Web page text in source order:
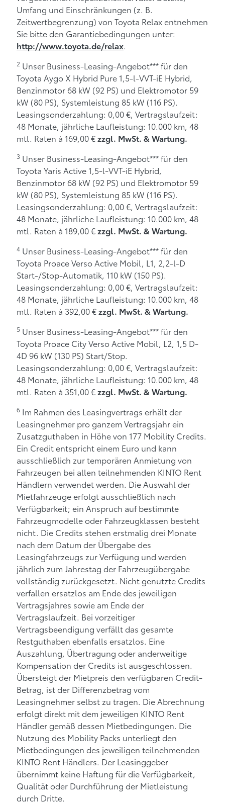
Umfang und Einschränkungen (z. B.
Zeitwertbegrenzung) von Toyota Relax entnehmen
Sie bitte den Garantiebedingungen unter:
http://www.toyota.de/relax.
2 Unser Business-Leasing-Angebot*** für den
Toyota Aygo X Hybrid Pure 1,5-l-VVT-iE Hybrid,
Benzinmotor 68 kW (92 PS) und Elektromotor 59
kW (80 PS), Systemleistung 85 kW (116 PS).
Leasingsonderzahlung: 0,00 €, Vertragslaufzeit:
48 Monate, jährliche Laufleistung: 10.000 km, 48
mtl. Raten à 169,00 €zzgl. MwSt. & Wartung.
3 Unser Business-Leasing-Angebot*** für den
Toyota Yaris Active 1,5-l-VVT-iE Hybrid,
Benzinmotor 68 kW (92 PS) und Elektromotor 59
kW (80 PS), Systemleistung 85 kW (116 PS).
Leasingsonderzahlung: 0,00 €, Vertragslaufzeit:
48 Monate, jährliche Laufleistung: 10.000 km, 48
mtl. Raten à 189,00 €zzgl. MwSt. & Wartung.
4 Unser Business-Leasing-Angebot*** für den
Toyota Proace Verso Active Mobil, L1, 2,2-l-D
Start-/Stop-Automatik, 110 kW (150 PS).
Leasingsonderzahlung: 0,00 €, Vertragslaufzeit:
48 Monate, jährliche Laufleistung: 10.000 km, 48
mtl. Raten à 392,00 €zzgl. MwSt. & Wartung.
5 Unser Business-Leasing-Angebot*** für den
Toyota Proace City Verso Active Mobil, L2, 1,5 D-
4D 96 kW (130 PS) Start/Stop.
Leasingsonderzahlung: 0,00 €, Vertragslaufzeit:
48 Monate, jährliche Laufleistung: 10.000 km, 48
mtl. Raten à 351,00 €zzgl. MwSt. & Wartung.
6 Im Rahmen des Leasingvertrags erhält der
Leasingnehmer pro ganzem Vertragsjahr ein
Zusatzguthaben in Höhe von 177 Mobility Credits.
Ein Credit entspricht einem Euro und kann
ausschließlich zur temporären Anmietung von
Fahrzeugen bei allen teilnehmenden KINTO Rent
Händlern verwendet werden. Die Auswahl der
Mietfahrzeuge erfolgt ausschließlich nach
Verfügbarkeit; ein Anspruch auf bestimmte
Fahrzeugmodelle oder Fahrzeugklassen besteht
nicht. Die Credits stehen erstmalig drei Monate
nach dem Datum der Übergabe des
Leasingfahrzeugs zur Verfügung und werden
jährlich zum Jahrestag der Fahrzeugübergabe
vollständig zurückgesetzt. Nicht genutzte Credits
verfallen ersatzlos am Ende des jeweiligen
Vertragsjahres sowie am Ende der
Vertragslaufzeit. Bei vorzeitiger
Vertragsbeendigung verfällt das gesamte
Restguthaben ebenfalls ersatzlos. Eine
Auszahlung, Übertragung oder anderweitige
Kompensation der Credits ist ausgeschlossen.
Übersteigt der Mietpreis den verfügbaren Credit-
Betrag, ist der Differenzbetrag vom
Leasingnehmer selbst zu tragen. Die Abrechnung
erfolgt direkt mit dem jeweiligen KINTO Rent
Händler gemäß dessen Mietbedingungen. Die
Nutzung des Mobility Packs unterliegt den
Mietbedingungen des jeweiligen teilnehmenden
KINTO Rent Händlers. Der Leasinggeber
übernimmt keine Haftung für die Verfügbarkeit,
Qualität oder Durchführung der Mietleistung
durch Dritte.